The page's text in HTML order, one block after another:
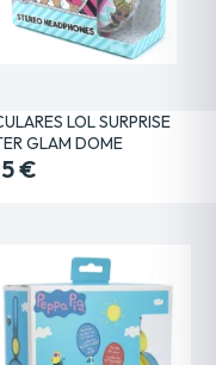
LOL SURPRISE
GLAM DOME
€